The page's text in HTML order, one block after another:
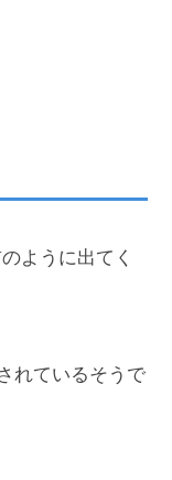
ように出てく
れているそうで